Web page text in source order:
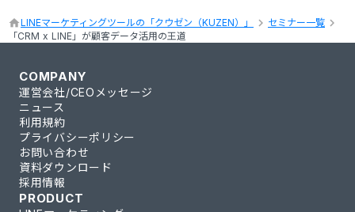
homeLINEマーケティングツールの「クウゼン（KUZEN）」 keyboard_arrow_right セミナー一覧 keyboard_arrow_right
「CRM x LINE」が顧客データ活用の王道
COMPANY
運営会社/CEOメッセージ
ニュース
利用規約
プライバシーポリシー
お問い合わせ
資料ダウンロード
採用情報
PRODUCT